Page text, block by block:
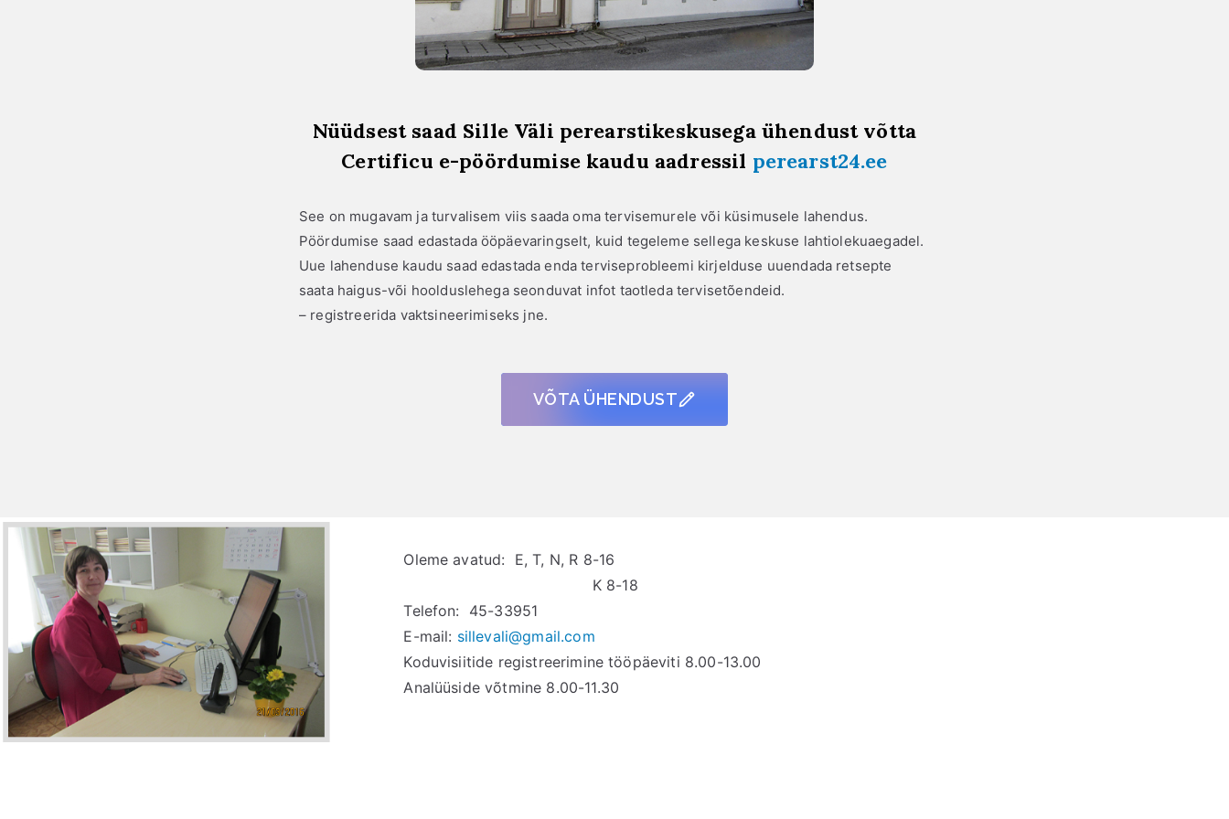
Nüüdsest saad Sille Väli perearstikeskusega ühendust võtta
Certificu e-pöördumise kaudu aadressil perearst24.ee
See on mugavam ja turvalisem viis saada oma tervisemurele või küsimusele lahendus.
Pöördumise saad edastada ööpäevaringselt, kuid tegeleme sellega keskuse lahtiolekuaegadel.
Uue lahenduse kaudu saad edastada enda terviseprobleemi kirjelduse uuendada retsepte
saata haigus-või hoolduslehega seonduvat infot taotleda tervisetõendeid.
– registreerida vaktsineerimiseks jne.
VÕTA ÜHENDUST
Oleme avatud: E, T, N, R 8-16
K 8-18
Telefon: 45-33951
E-mail: sillevali@gmail.com
Koduvisiitide registreerimine tööpäeviti 8.00-13.00
Analüüside võtmine 8.00-11.30